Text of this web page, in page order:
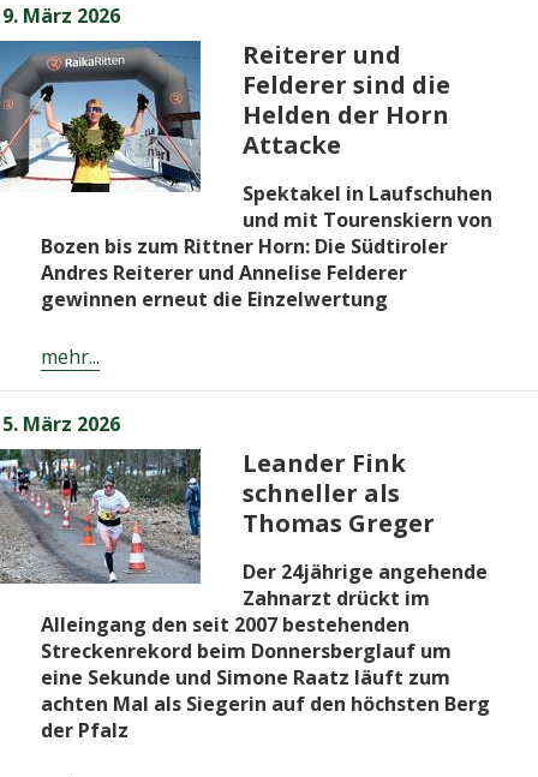
Veröffentlicht
am
9. März 2026
Reiterer und
Felderer sind die
Helden der Horn
Attacke
Spektakel in Laufschuhen
und mit Tourenskiern von
Bozen bis zum Rittner Horn: Die Südtiroler
Andres Reiterer und Annelise Felderer
gewinnen erneut die Einzelwertung
mehr...
Veröffentlicht
am
5. März 2026
Leander Fink
schneller als
Thomas Greger
Der 24jährige angehende
Zahnarzt drückt im
Alleingang den seit 2007 bestehenden
Streckenrekord beim Donnersberglauf um
eine Sekunde und Simone Raatz läuft zum
achten Mal als Siegerin auf den höchsten Berg
der Pfalz